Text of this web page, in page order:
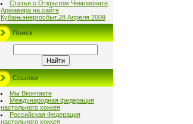
Статья о Открытом Чемпионате
Армавира на сайте
Кубаньэнергосбыт.28 Апреля 2009
Поиск
Ссылки
Мы Вконтакте
Международная федерация
настольного хоккея
Российская Федерация
настольного хоккея